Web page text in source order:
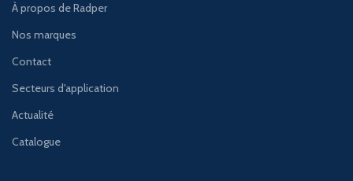
À propos de Radper
Nos marques
Contact
Secteurs d'application
Actualité
Catalogue